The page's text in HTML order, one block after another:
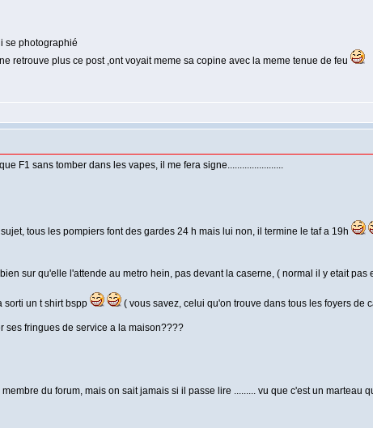
se photographié
retrouve plus ce post ,ont voyait meme sa copine avec la meme tenue de feu
F1 sans tomber dans les vapes, il me fera signe.......................
tous les pompiers font des gardes 24 h mais lui non, il termine le taf a 19h
sur qu'elle l'attende au metro hein, pas devant la caserne, ( normal il y etait pas
sorti un t shirt bspp ( vous savez, celui qu'on trouve dans tous les foyers de
ses fringues de service a la maison????
du forum, mais on sait jamais si il passe lire ......... vu que c'est un marteau